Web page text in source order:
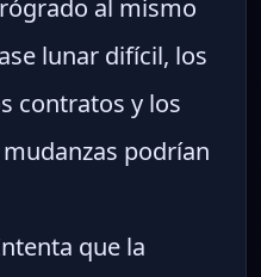
al mismo
lunar difícil, los
contratos y los
podrían
que la